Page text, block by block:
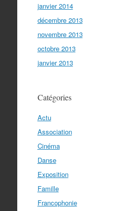
janvier 2014
décembre 2013
novembre 2013
octobre 2013
janvier 2013
Catégories
Actu
Association
Cinéma
Danse
Exposition
Famille
Francophonie